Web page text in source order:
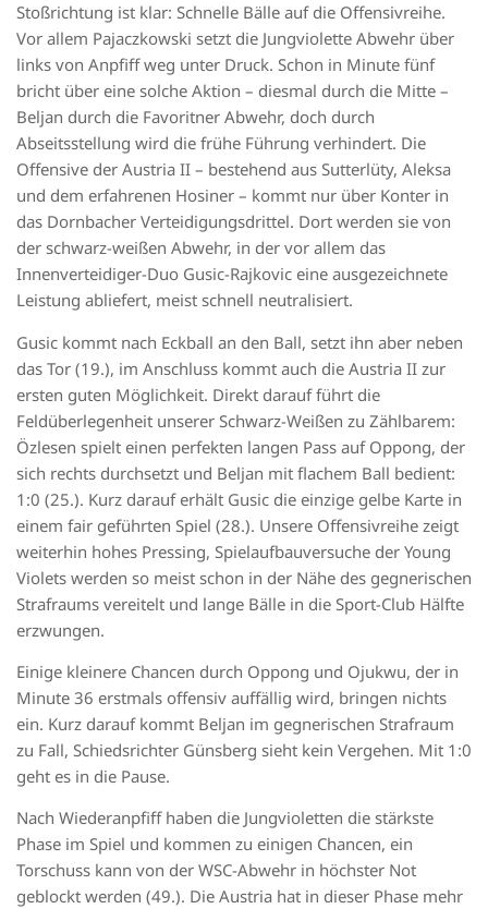
Stoßrichtung ist klar: Schnelle Bälle auf die Offensivreihe.
Vor allem Pajaczkowski setzt die Jungviolette Abwehr über
links von Anpfiff weg unter Druck. Schon in Minute fünf
bricht über eine solche Aktion – diesmal durch die Mitte –
Beljan durch die Favoritner Abwehr, doch durch
Abseitsstellung wird die frühe Führung verhindert. Die
Offensive der Austria II – bestehend aus Sutterlüty, Aleksa
und dem erfahrenen Hosiner – kommt nur über Konter in
das Dornbacher Verteidigungsdrittel. Dort werden sie von
der schwarz-weißen Abwehr, in der vor allem das
Innenverteidiger-Duo Gusic-Rajkovic eine ausgezeichnete
Leistung abliefert, meist schnell neutralisiert.
Gusic kommt nach Eckball an den Ball, setzt ihn aber neben
das Tor (19.), im Anschluss kommt auch die Austria II zur
ersten guten Möglichkeit. Direkt darauf führt die
Feldüberlegenheit unserer Schwarz-Weißen zu Zählbarem:
Özlesen spielt einen perfekten langen Pass auf Oppong, der
sich rechts durchsetzt und Beljan mit flachem Ball bedient:
1:0 (25.). Kurz darauf erhält Gusic die einzige gelbe Karte in
einem fair geführten Spiel (28.). Unsere Offensivreihe zeigt
weiterhin hohes Pressing, Spielaufbauversuche der Young
Violets werden so meist schon in der Nähe des gegnerischen
Strafraums vereitelt und lange Bälle in die Sport-Club Hälfte
erzwungen.
Einige kleinere Chancen durch Oppong und Ojukwu, der in
Minute 36 erstmals offensiv auffällig wird, bringen nichts
ein. Kurz darauf kommt Beljan im gegnerischen Strafraum
zu Fall, Schiedsrichter Günsberg sieht kein Vergehen. Mit 1:0
geht es in die Pause.
Nach Wiederanpfiff haben die Jungvioletten die stärkste
Phase im Spiel und kommen zu einigen Chancen, ein
Torschuss kann von der WSC-Abwehr in höchster Not
geblockt werden (49.). Die Austria hat in dieser Phase mehr